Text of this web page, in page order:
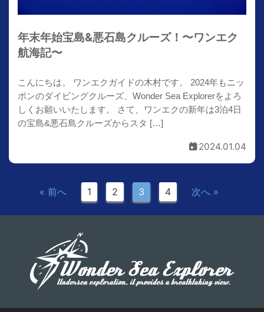
年末年始宝島&悪石島クルーズ！〜ワンエク
航海記〜
こんにちは。 ワンエクガイドの木村です。 2024年もニッ
ポンのダイビングクルーズ、Wonder Sea Explorerをよろ
しくお願いいたします。 さて、ワンエクの新年は3泊4日
の宝島&悪石島クルーズからスタ […]
2024.01.04
« 前へ 1 2 3 4 次へ »